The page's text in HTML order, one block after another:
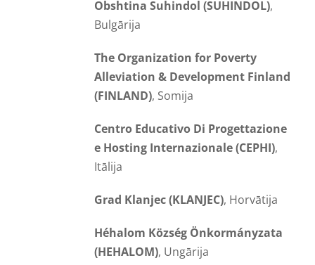
Obshtina Suhindol (SUHINDOL),
Bulgārija
The Organization for Poverty
Alleviation & Development Finland
(FINLAND), Somija
Centro Educativo Di Progettazione
e Hosting Internazionale (CEPHI),
Itālija
Grad Klanjec (KLANJEC), Horvātija
Héhalom Község Önkormányzata
(HEHALOM), Ungārija